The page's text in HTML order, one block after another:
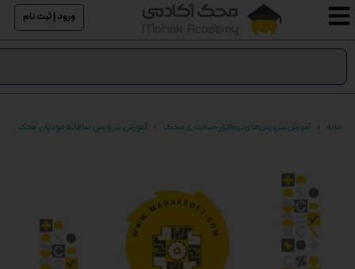
ورود | ثبت نام
خانه آموزش سرویس‌های نرم‌افزار حسابداری محک آموزش سرویس سامانه مودیان محک